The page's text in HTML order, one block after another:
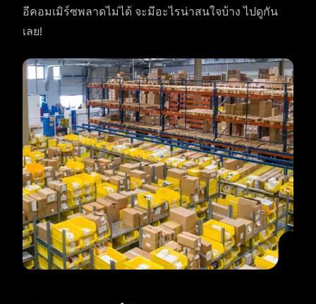
อีคอมเมิร์ซพลาดไม่ได้ จะมีอะไรน่าสนใจบ้าง ไปดูกัน
เลย!